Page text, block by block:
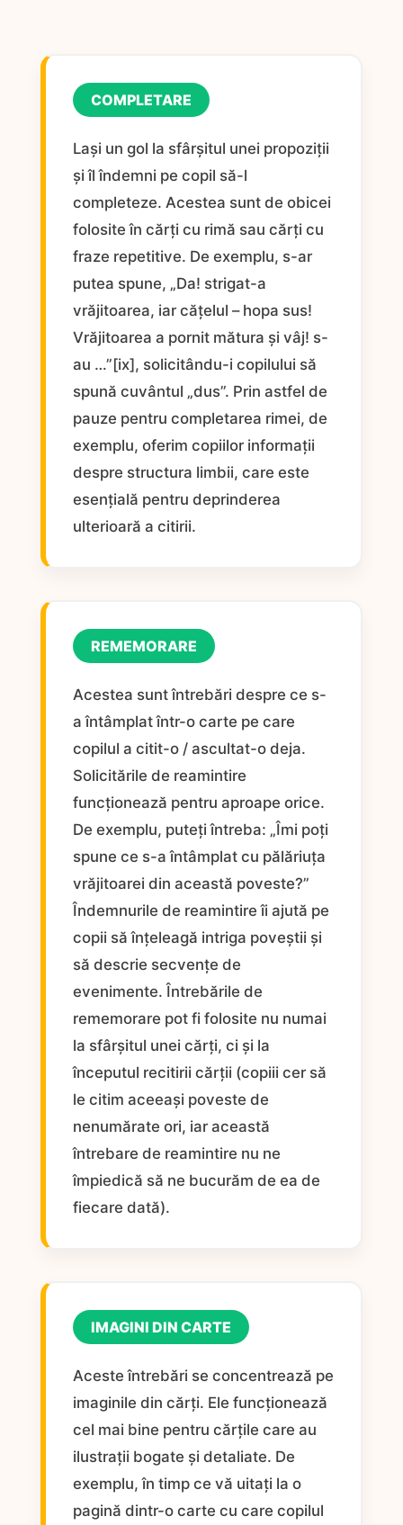
COMPLETARE
Lași un gol la sfârșitul unei propoziții
și îl îndemni pe copil să-l
completeze. Acestea sunt de obicei
folosite în cărți cu rimă sau cărți cu
fraze repetitive. De exemplu, s-ar
putea spune, „Da! strigat-a
vrăjitoarea, iar cățelul – hopa sus!
Vrăjitoarea a pornit mătura și vâj! s-
au …”[ix], solicitându-i copilului să
spună cuvântul „dus”. Prin astfel de
pauze pentru completarea rimei, de
exemplu, oferim copiilor informații
despre structura limbii, care este
esențială pentru deprinderea
ulterioară a citirii.
REMEMORARE
Acestea sunt întrebări despre ce s-
a întâmplat într-o carte pe care
copilul a citit-o / ascultat-o deja.
Solicitările de reamintire
funcționează pentru aproape orice.
De exemplu, puteți întreba: „Îmi poți
spune ce s-a întâmplat cu pălăriuța
vrăjitoarei din această poveste?”
Îndemnurile de reamintire îi ajută pe
copii să înțeleagă intriga poveștii și
să descrie secvențe de
evenimente. Întrebările de
rememorare pot fi folosite nu numai
la sfârșitul unei cărți, ci și la
începutul recitirii cărții (copiii cer să
le citim aceeași poveste de
nenumărate ori, iar această
întrebare de reamintire nu ne
împiedică să ne bucurăm de ea de
fiecare dată).
IMAGINI DIN CARTE
Aceste întrebări se concentrează pe
imaginile din cărți. Ele funcționează
cel mai bine pentru cărțile care au
ilustrații bogate și detaliate. De
exemplu, în timp ce vă uitați la o
pagină dintr-o carte cu care copilul